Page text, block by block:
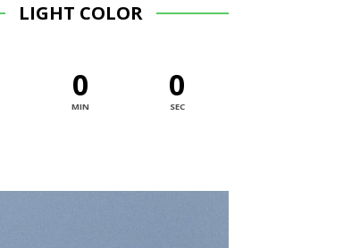
LIGHT COLOR
0
MIN
0
SEC